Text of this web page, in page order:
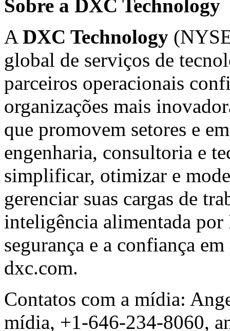
Sobre a DXC Technology
A DXC Technology
global de serviços de
parceiros operacionais
organizações mais
que promovem setores e
engenharia, consultoria e
simplificar, otimizar e
gerenciar suas cargas de
inteligência alimentada por
segurança e a confiança
dxc.com.
Contatos com a mídia:
mídia, +1-646-234-8060,